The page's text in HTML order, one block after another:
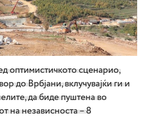
оптимистичкото сценарио,
до Врбјани, вклучувајќи ги и
да биде пуштена во
на независноста – 8